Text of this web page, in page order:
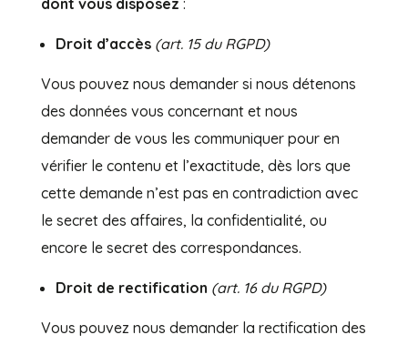
dont vous disposez :
Droit d’accès (art. 15 du RGPD)
Vous pouvez nous demander si nous détenons
des données vous concernant et nous
demander de vous les communiquer pour en
vérifier le contenu et l’exactitude, dès lors que
cette demande n’est pas en contradiction avec
le secret des affaires, la confidentialité, ou
encore le secret des correspondances.
Droit de rectification (art. 16 du RGPD)
Vous pouvez nous demander la rectification des